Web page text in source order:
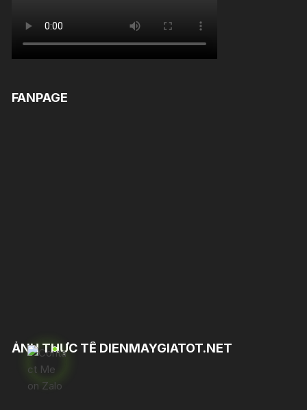
FANPAGE
ẢNH THỰC TẾ DIENMAYGIATOT.NET